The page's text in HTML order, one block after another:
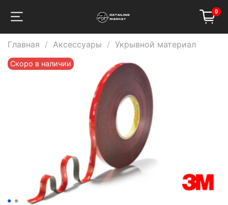
0
Главная Аксессуары Укрывной материал
Скоро в наличии